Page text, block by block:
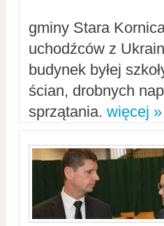
gminy Stara
uchodźców z
budynek byłej
ścian, drobnych
sprzątania. więcej »